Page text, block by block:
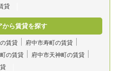
貸
から賃貸を探す
賃貸
府中市寿町の賃貸
の賃貸
府中市天神町の賃貸